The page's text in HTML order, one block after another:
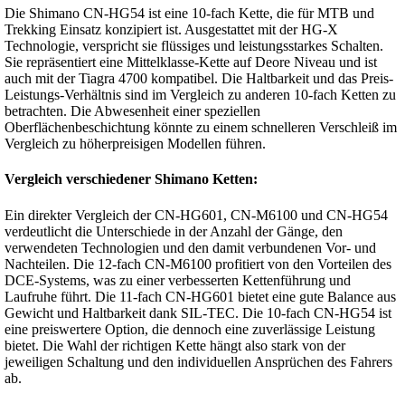
Die Shimano CN-HG54 ist eine 10-fach Kette, die für MTB und
Trekking Einsatz konzipiert ist. Ausgestattet mit der HG-X
Technologie, verspricht sie flüssiges und leistungsstarkes Schalten.
Sie repräsentiert eine Mittelklasse-Kette auf Deore Niveau und ist
auch mit der Tiagra 4700 kompatibel. Die Haltbarkeit und das Preis-
Leistungs-Verhältnis sind im Vergleich zu anderen 10-fach Ketten zu
betrachten. Die Abwesenheit einer speziellen
Oberflächenbeschichtung könnte zu einem schnelleren Verschleiß im
Vergleich zu höherpreisigen Modellen führen.
Vergleich verschiedener Shimano Ketten:
Ein direkter Vergleich der CN-HG601, CN-M6100 und CN-HG54
verdeutlicht die Unterschiede in der Anzahl der Gänge, den
verwendeten Technologien und den damit verbundenen Vor- und
Nachteilen. Die 12-fach CN-M6100 profitiert von den Vorteilen des
DCE-Systems, was zu einer verbesserten Kettenführung und
Laufruhe führt. Die 11-fach CN-HG601 bietet eine gute Balance aus
Gewicht und Haltbarkeit dank SIL-TEC. Die 10-fach CN-HG54 ist
eine preiswertere Option, die dennoch eine zuverlässige Leistung
bietet. Die Wahl der richtigen Kette hängt also stark von der
jeweiligen Schaltung und den individuellen Ansprüchen des Fahrers
ab.